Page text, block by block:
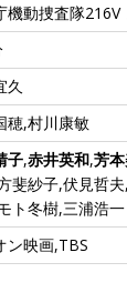
機動捜査隊216V
久
穂,村川康敏
子,赤井英和,芳
斐紗子,伏見哲
ト冬樹,三浦浩一
ン映画,TBS